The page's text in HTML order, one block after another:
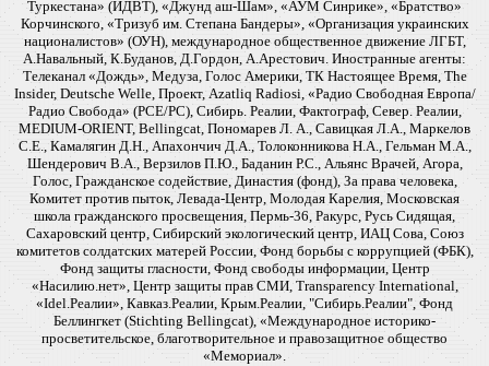
Туркестана» (ИДВТ), «Джунд аш-Шам», «АУМ Синрике», «Братство»
Корчинского, «Тризуб им. Степана Бандеры», «Организация украинских
националистов» (ОУН), международное общественное движение ЛГБТ,
А.Навальный, К.Буданов, Д.Гордон, А.Арестович. Иностранные агенты:
Телеканал «Дождь», Медуза, Голос Америки, ТК Настоящее Время, The
Insider, Deutsche Welle, Проект, Azatliq Radiosi, «Радио Свободная Европа/
Радио Свобода» (PCE/PC), Сибирь. Реалии, Фактограф, Север. Реалии,
MEDIUM-ORIENT, Bellingcat, Пономарев Л. А., Савицкая Л.А., Маркелов
С.Е., Камалягин Д.Н., Апахончич Д.А., Толоконникова Н.А., Гельман М.А.,
Шендерович В.А., Верзилов П.Ю., Баданин Р.С., Альянс Врачей, Агора,
Голос, Гражданское содействие, Династия (фонд), За права человека,
Комитет против пыток, Левада-Центр, Молодая Карелия, Московская
школа гражданского просвещения, Пермь-36, Ракурс, Русь Сидящая,
Сахаровский центр, Сибирский экологический центр, ИАЦ Сова, Союз
комитетов солдатских матерей России, Фонд борьбы с коррупцией (ФБК),
Фонд защиты гласности, Фонд свободы информации, Центр
«Насилию.нет», Центр защиты прав СМИ, Transparency International,
«Idel.Реалии», Кавказ.Реалии, Крым.Реалии, "Сибирь.Реалии", Фонд
Беллингкет (Stichting Bellingcat), «Международное историко-
просветительское, благотворительное и правозащитное общество
«Мемориал».